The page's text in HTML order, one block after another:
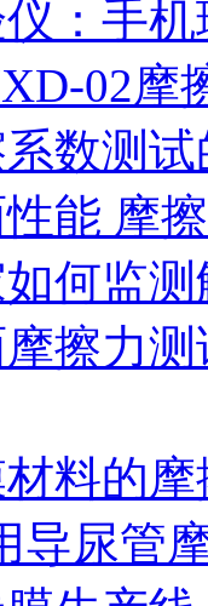
：手
02摩
数测
能 摩
何监
擦力
料的
导尿管